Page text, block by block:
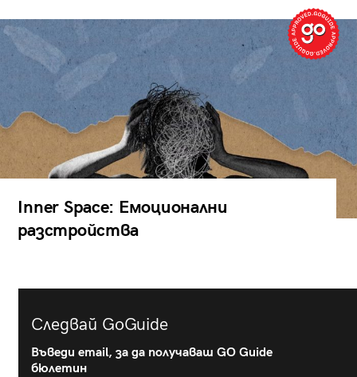
Inner Space: Емоционални
разстройства
Следвай GoGuide
Въведи email, за да получаваш GO Guide
бюлетин